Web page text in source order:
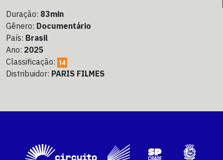
Duração: 83min
Gênero: Documentário
País: Brasil
Ano: 2025
Classificação:
Distribuidor: PARIS FILMES